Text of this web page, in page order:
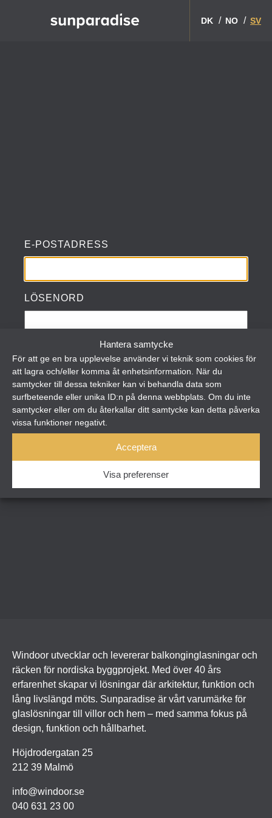
Hantera samtycke
För att ge en bra upplevelse använder vi teknik som cookies för
att lagra och/eller komma åt enhetsinformation. När du
samtycker till dessa tekniker kan vi behandla data som
surfbeteende eller unika ID:n på denna webbplats. Om du inte
samtycker eller om du återkallar ditt samtycke kan detta påverka
vissa funktioner negativt.
Acceptera
Visa preferenser
DK NO SV
E-POSTADRESS
LÖSENORD
LOGGA IN
REGISTRERA DIG
GLÖMT LÖSENORD?
Windoor utvecklar och levererar balkonginglasningar och
räcken för nordiska byggprojekt. Med över 40 års
erfarenhet skapar vi lösningar där arkitektur, funktion och
lång livslängd möts. Sunparadise är vårt varumärke för
glaslösningar till villor och hem – med samma fokus på
design, funktion och hållbarhet.
Höjdrodergatan 25
212 39 Malmö
info@windoor.se
040 631 23 00